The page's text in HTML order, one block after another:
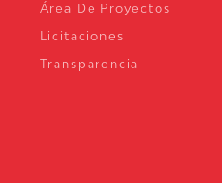
Área De Proyectos
Licitaciones
Transparencia